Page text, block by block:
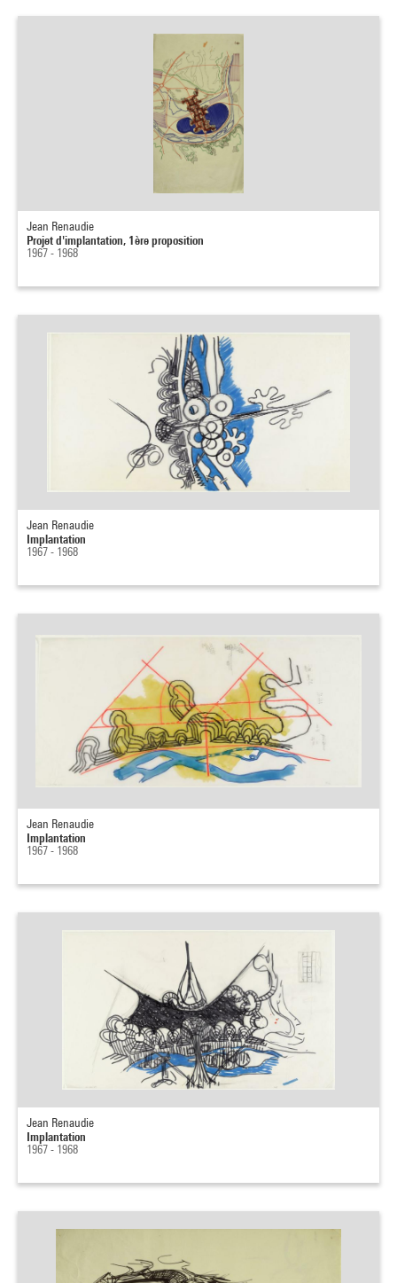
Jean Renaudie
Projet d'implantation, 1ère proposition
1967 - 1968
Jean Renaudie
Implantation
1967 - 1968
Jean Renaudie
Implantation
1967 - 1968
Jean Renaudie
Implantation
1967 - 1968